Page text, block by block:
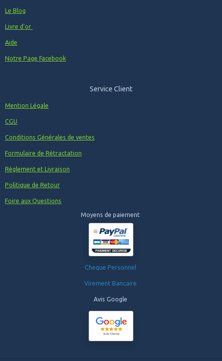
Le Blog
Livre d'or
Aide
Notre Page Facebook
Service Client
Mention Légale
CGU
Conditions Générales de ventes
Formulaire de Rétractation
Règlement et Livraison
Politique de Retour
Foire aux Questions
Moyens de paiement
Cheque Personnel
Virement Bancaire
Avis Google